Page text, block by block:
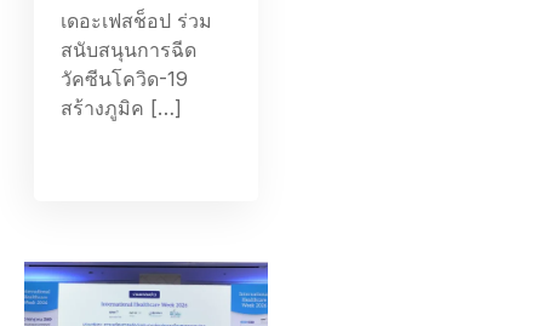
เดอะเฟสช็อป ร่วม
สนับสนุนการฉีด
วัคซีนโควิด-19
สร้างภูมิค […]